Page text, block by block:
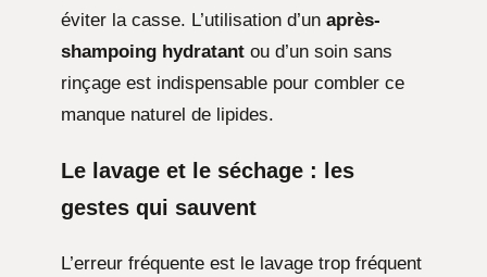
éviter la casse. L’utilisation d’un après-
shampoing hydratant ou d’un soin sans
rinçage est indispensable pour combler ce
manque naturel de lipides.
Le lavage et le séchage : les
gestes qui sauvent
L’erreur fréquente est le lavage trop fréquent